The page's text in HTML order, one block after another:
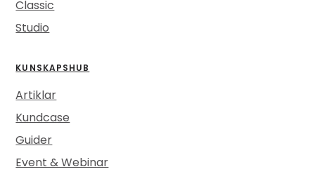
Classic
Studio
KUNSKAPSHUB
Artiklar
Kundcase
Guider
Event & Webinar